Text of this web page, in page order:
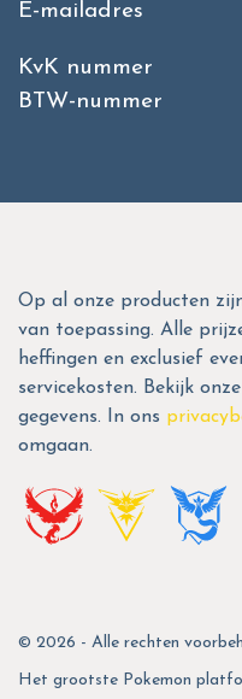
E-mailadres
KvK nummer
BTW-nummer
Op al onze producten
van toepassing. Alle
heffingen en exclusief
servicekosten. Bekijk onze
gegevens. In ons
omgaan.
© 2026 - Alle rechten
Het grootste Pokemon